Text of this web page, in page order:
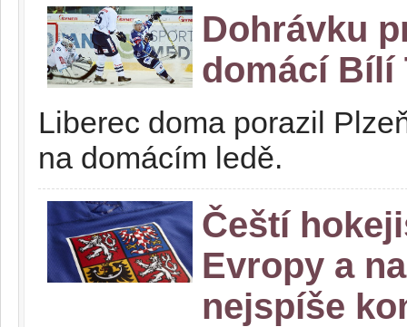
Dohrávku
domácí Bílí
Liberec doma porazil
na domácím ledě.
Čeští
Evropy a
nejspíše